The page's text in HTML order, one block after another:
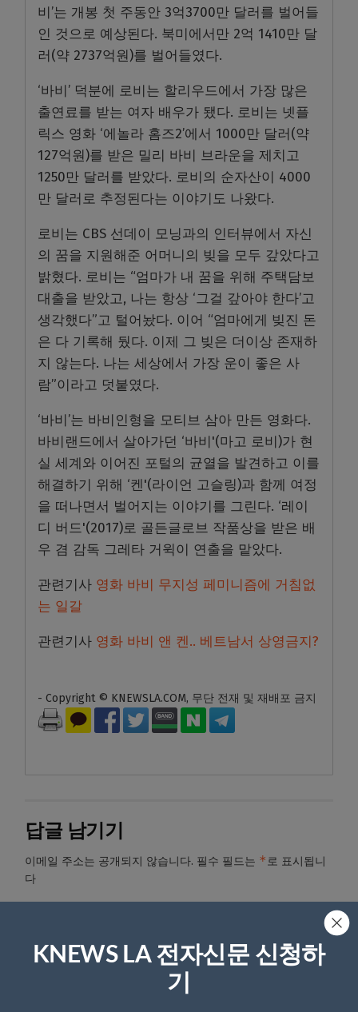
비’는 개봉 첫 주동안 3억3700만 달러를 벌어들
인 것으로 예상된다. 북미에서만 2억 1410만 달
러(약 2737억원)를 벌어들였다.
‘바비’ 덕분에 로비는 할리우드에서 가장 많은
출연료를 받는 여자 배우가 됐다. 로비는 넷플
릭스 영화 ‘에놀라 홈즈2’에서 1000만 달러(약
127억원)를 받은 밀리 바비 브라운을 제치고
1250만 달러를 받았다. 로비의 순자산이 4000
만 달러로 추정된다는 이야기도 나왔다.
로비는 CBS 선데이 모닝과의 인터뷰에서 자신
의 꿈을 지원해준 어머니의 빚을 모두 갚았다고
밝혔다. 로비는 “엄마가 내 꿈을 위해 주택담보
대출을 받았고, 나는 항상 ‘그걸 갚아야 한다’고
생각했다”고 털어놨다. 이어 “엄마에게 빚진 돈
은 다 기록해 뒀다. 이제 그 빚은 더이상 존재하
지 않는다. 나는 세상에서 가장 운이 좋은 사
람”이라고 덧붙였다.
‘바비’는 바비인형을 모티브 삼아 만든 영화다.
바비랜드에서 살아가던 ‘바비'(마고 로비)가 현
실 세계와 이어진 포털의 균열을 발견하고 이를
해결하기 위해 ‘켄'(라이언 고슬링)과 함께 여정
을 떠나면서 벌어지는 이야기를 그린다. ‘레이
디 버드'(2017)로 골든글로브 작품상을 받은 배
우 겸 감독 그레타 거윅이 연출을 맡았다.
관련기사 영화 바비 무지성 페미니즘에 거침없
는 일갈
관련기사 영화 바비 앤 켄.. 베트남서 상영금지?
- Copyright © KNEWSLA.COM, 무단 전재 및 재배포 금지
답글 남기기
이메일 주소는 공개되지 않습니다. 필수 필드는 *로 표시됩니
다
KNEWS LA 전자신문 신청하
기